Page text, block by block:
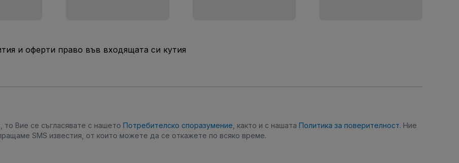
и оферти право във входящата си кутия
то Вие се съгласявате с нашето Потребителско споразумение , както и с нашата Политика за поверителност. Ние
SMS известия, от които можете да се откажете по всяко време.